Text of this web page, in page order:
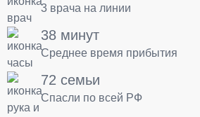
3 врача на линии
38 минут
Среднее время прибытия
72 семьи
Спасли по всей РФ